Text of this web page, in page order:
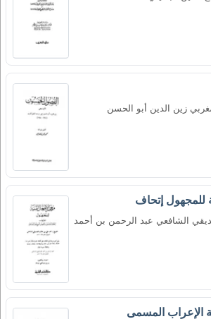
زين الدين أبو الحسن
للمجهول إتحاف
الشافعي عبد الرحمن بن أحمد
الإعراب المسمى